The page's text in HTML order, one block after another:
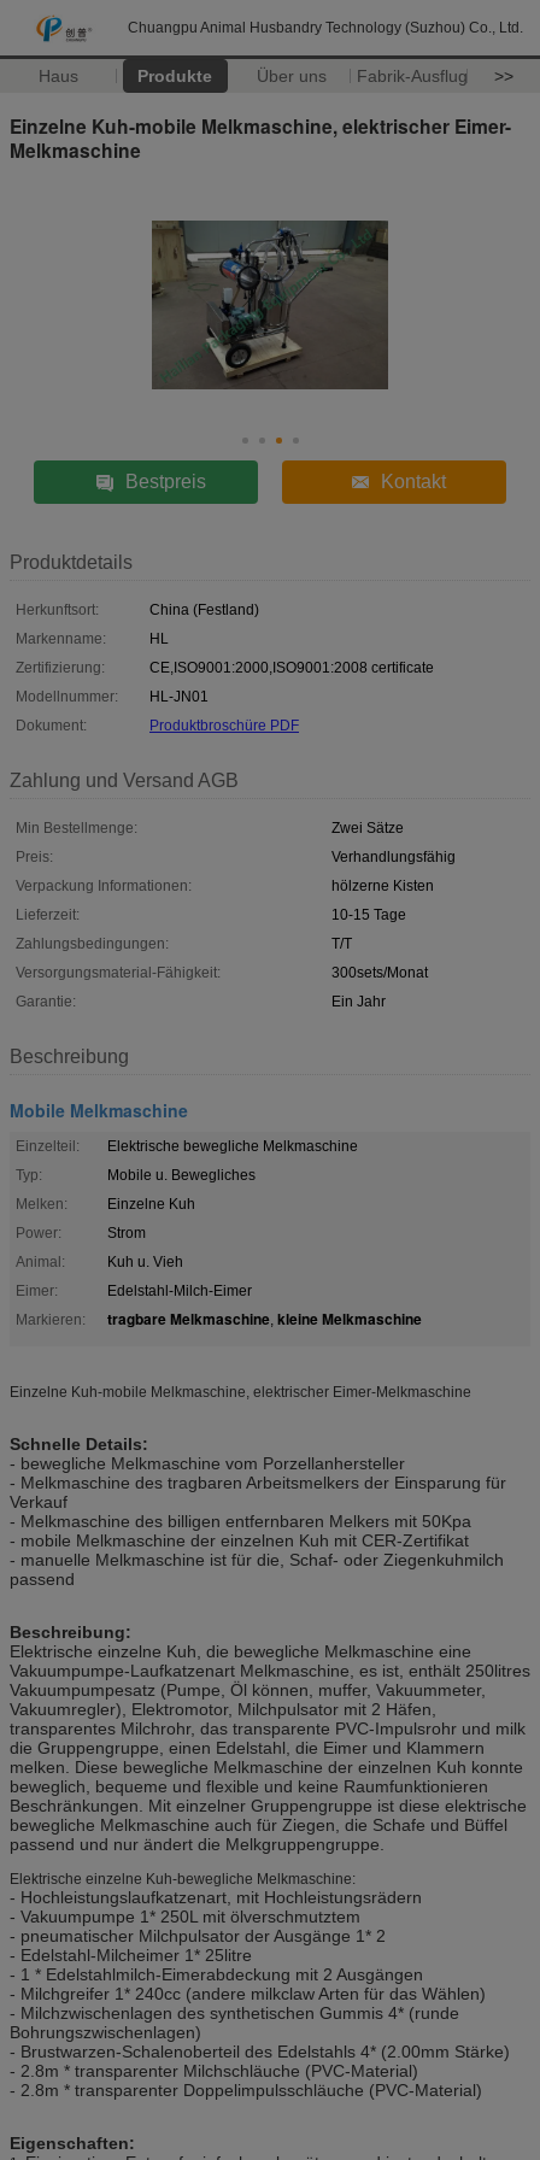
Chuangpu Animal Husbandry Technology (Suzhou) Co., Ltd.
Haus Produkte Über uns Fabrik-Ausflug >>
Einzelne Kuh-mobile Melkmaschine, elektrischer Eimer-
Melkmaschine
Bestpreis Kontakt
Produktdetails
Herkunftsort:
China (Festland)
Markenname:
HL
Zertifizierung:
CE,ISO9001:2000,ISO9001:2008 certificate
Modellnummer:
HL-JN01
Dokument:
Produktbroschüre PDF
Zahlung und Versand AGB
Min Bestellmenge:
Zwei Sätze
Preis:
Verhandlungsfähig
Verpackung Informationen:
hölzerne Kisten
Lieferzeit:
10-15 Tage
Zahlungsbedingungen:
T/T
Versorgungsmaterial-Fähigkeit:
300sets/Monat
Garantie:
Ein Jahr
Beschreibung
Mobile Melkmaschine
Einzelteil:
Elektrische bewegliche Melkmaschine
Typ:
Mobile u. Bewegliches
Melken:
Einzelne Kuh
Power:
Strom
Animal:
Kuh u. Vieh
Eimer:
Edelstahl-Milch-Eimer
Markieren:
tragbare Melkmaschine, kleine Melkmaschine
Einzelne Kuh-mobile Melkmaschine, elektrischer Eimer-Melkmaschine
Schnelle Details:
- bewegliche Melkmaschine vom Porzellanhersteller
- Melkmaschine des tragbaren Arbeitsmelkers der Einsparung für
Verkauf
- Melkmaschine des billigen entfernbaren Melkers mit 50Kpa
- mobile Melkmaschine der einzelnen Kuh mit CER-Zertifikat
- manuelle Melkmaschine ist für die, Schaf- oder Ziegenkuhmilch
passend
Beschreibung:
Elektrische einzelne Kuh, die bewegliche Melkmaschine eine
Vakuumpumpe-Laufkatzenart Melkmaschine, es ist, enthält 250litres
Vakuumpumpesatz (Pumpe, Öl können, muffer, Vakuummeter,
Vakuumregler), Elektromotor, Milchpulsator mit 2 Häfen,
transparentes Milchrohr, das transparente PVC-Impulsrohr und milk
die Gruppengruppe, einen Edelstahl, die Eimer und Klammern
melken. Diese bewegliche Melkmaschine der einzelnen Kuh konnte
beweglich, bequeme und flexible und keine Raumfunktionieren
Beschränkungen. Mit einzelner Gruppengruppe ist diese elektrische
bewegliche Melkmaschine auch für Ziegen, die Schafe und Büffel
passend und nur ändert die Melkgruppengruppe.
Elektrische einzelne Kuh-bewegliche Melkmaschine:
- Hochleistungslaufkatzenart, mit Hochleistungsrädern
- Vakuumpumpe 1* 250L mit ölverschmutztem
- pneumatischer Milchpulsator der Ausgänge 1* 2
- Edelstahl-Milcheimer 1* 25litre
- 1 * Edelstahlmilch-Eimerabdeckung mit 2 Ausgängen
- Milchgreifer 1* 240cc (andere milkclaw Arten für das Wählen)
- Milchzwischenlagen des synthetischen Gummis 4* (runde
Bohrungszwischenlagen)
- Brustwarzen-Schalenoberteil des Edelstahls 4* (2.00mm Stärke)
- 2.8m * transparenter Milchschläuche (PVC-Material)
- 2.8m * transparenter Doppelimpulsschläuche (PVC-Material)
Eigenschaften: